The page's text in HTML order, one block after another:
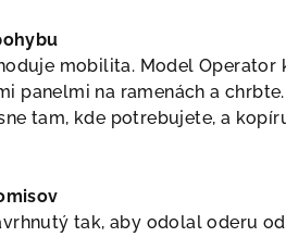
mobilita. Model Operator
panelmi na ramenách a
tam, kde potrebujete, a
tak, aby odolal oderu